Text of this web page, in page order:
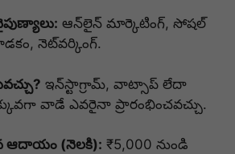
ఆన్‌లైన్ మార్కెటింగ్, సోషల్
నెట్‌వర్కింగ్.
ఇన్‌స్టాగ్రామ్, వాట్సాప్ లేదా
వాడే ఎవరైనా ప్రారంభించవచ్చు.
ఆదాయం (నెలకి): ₹5,000 నుండి